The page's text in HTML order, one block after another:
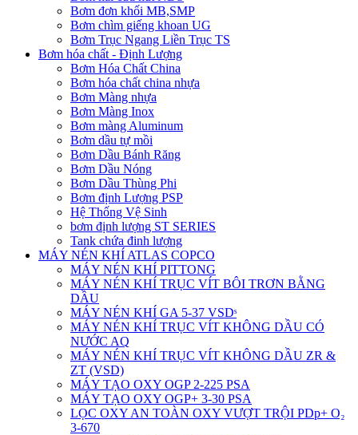
Bơm đơn khối MB,SMP
Bơm chìm giếng khoan UG
Bơm Trục Ngang Liền Trục TS
Bơm hóa chất - Định Lượng
Bơm Hóa Chất China
Bơm hóa chất china nhựa
Bơm Màng nhựa
Bơm Màng Inox
Bơm màng Aluminum
Bơm dầu tự mồi
Bơm Dầu Bánh Răng
Bơm Dầu Nóng
Bơm Dầu Thùng Phi
Bơm định Lượng PSP
Hệ Thống Vệ Sinh
bơm định lượng ST SERIES
Tank chứa đinh lượng
MÁY NÉN KHÍ ATLAS COPCO
MÁY NÉN KHÍ PITTONG
MÁY NÉN KHÍ TRỤC VÍT BÔI TRƠN BẰNG
DẦU
MÁY NÉN KHÍ GA 5-37 VSDˢ
MÁY NÉN KHÍ TRỤC VÍT KHÔNG DẦU CÓ
NƯỚC AQ
MÁY NÉN KHÍ TRỤC VÍT KHÔNG DẦU ZR &
ZT (VSD)
MÁY TẠO OXY OGP 2-225 PSA
MÁY TẠO OXY OGP+ 3-30 PSA
LỌC OXY AN TOÀN OXY VƯỢT TRỘI PDp+ O₂
3-670